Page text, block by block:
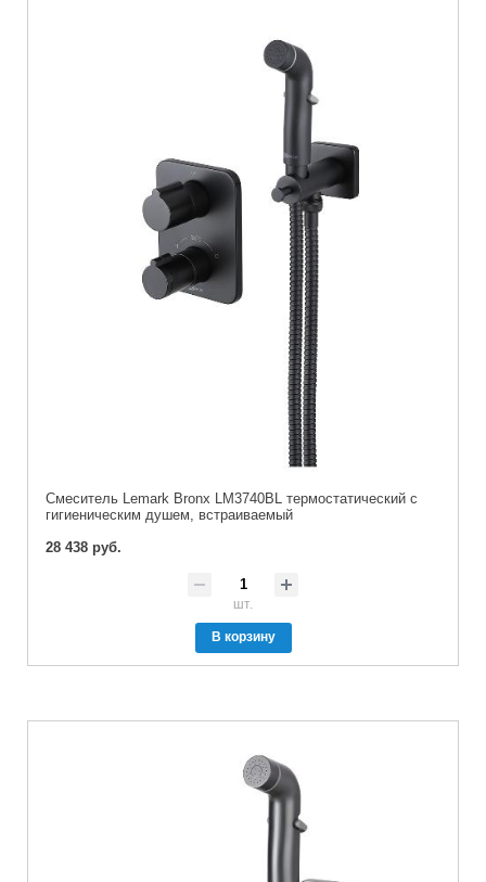
Cмеситель Lemark Bronx LM3740BL термостатический с
гигиеническим душем, встраиваемый
28 438 руб.
шт.
В корзину